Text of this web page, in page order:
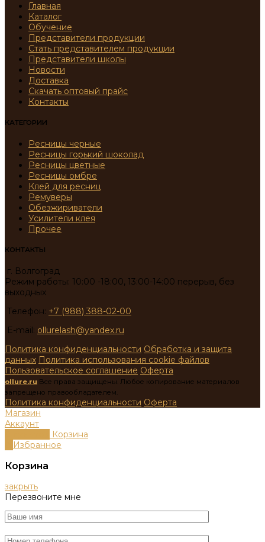
Главная
Каталог
Обучение
Представители продукции
Стать представителем продукции
Представители школы
Новости
Доставка
Скачать оптовый прайс
Контакты
КАТЕГОРИИ
Ресницы черные
Ресницы горький шоколад
Ресницы цветные
Ресницы омбре
Клей для ресниц
Ремуверы
Обезжириватели
Усилители клея
Прочее
КОНТАКТЫ
г. Волгоград
Режим работы: 10:00 -18:00, 13:00-14:00 перерыв, без
выходных
Телефон: +7 (988) 388-02-00
E-mail: ollurelash@yandex.ru
Политика конфиденциальности Обработка и защита
данных Политика использования cookie файлов
Пользовательское соглашение Оферта
ollure.ru Все права защищены. Любое копирование материалов
запрещено правообладателем.
Политика конфиденциальности Оферта
Магазин
Аккаунт
Корзина
Избранное
Корзина
закрыть
Перезвоните мне